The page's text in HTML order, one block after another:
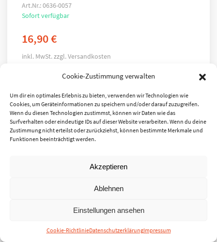
Cookie-Zustimmung verwalten
Um dir ein optimales Erlebnis zu bieten, verwenden wir Technologien wie
Cookies, um Geräteinformationen zu speichern und/oder darauf zuzugreifen.
Wenn du diesen Technologien zustimmst, können wir Daten wie das
Surfverhalten oder eindeutige IDs auf dieser Website verarbeiten. Wenn du deine
Zustimmung nicht erteilst oder zurückziehst, können bestimmte Merkmale und
Funktionen beeinträchtigt werden.
Akzeptieren
Ablehnen
Einstellungen ansehen
Cookie-RichtlinieDatenschutzerklärungImpressum
Art.Nr.: 0636-0057
Sofort verfügbar
16,90€
inkl. MwSt. zzgl.Versandkosten